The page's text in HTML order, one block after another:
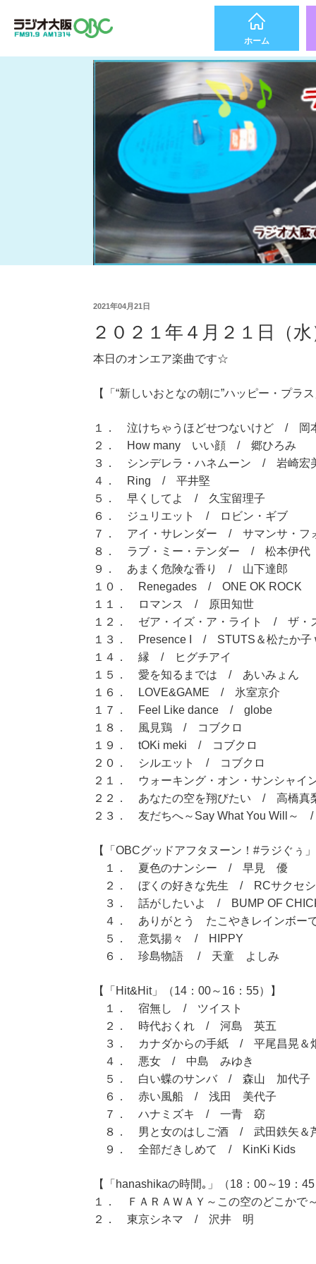
ホーム
2021年04月21日
２０２１年４月２１日（
本日のオンエア楽曲です☆
【「“新しいおとなの朝に”ハッピー・プラ
１． 泣けちゃうほどせつないけど / 岡
２． How many いい顔 / 郷ひろみ
３． シンデレラ・ハネムーン / 岩崎宏
４． Ring / 平井堅
５． 早くしてよ / 久宝留理子
６． ジュリエット / ロビン・ギブ
７． アイ・サレンダー / サマンサ・フ
８． ラブ・ミー・テンダー / 松本伊代
９． あまく危険な香り / 山下達郎
１０． Renegades / ONE OK ROCK
１１． ロマンス / 原田知世
１２． ゼア・イズ・ア・ライト / ザ・
１３． Presence I / STUTS＆松たか子
１４． 縁 / ヒグチアイ
１５． 愛を知るまでは / あいみょん
１６． LOVE&GAME / 氷室京介
１７． Feel Like dance / globe
１８． 風見鶏 / コブクロ
１９． tOKi meki / コブクロ
２０． シルエット / コブクロ
２１． ウォーキング・オン・サンシャ
２２． あなたの空を翔びたい / 高橋真
２３． 友だちへ～Say What You Will～
【「OBCグッドアフタヌーン！#ラジぐぅ
１． 夏色のナンシー / 早見 優
２． ぼくの好きな先生 / RCサクセシ
３． 話がしたいよ / BUMP OF
４． ありがとう たこやきレインボー
５． 意気揚々 / HIPPY
６． 珍島物語 / 天童 よしみ
【「Hit&Hit」（14：00～16：55）】
１． 宿無し / ツイスト
２． 時代おくれ / 河島 英五
３． カナダからの手紙 / 平尾昌晃＆
４． 悪女 / 中島 みゆき
５． 白い蝶のサンバ / 森山 加代子
６． 赤い風船 / 浅田 美代子
７． ハナミズキ / 一青 窈
８． 男と女のはしご酒 / 武田鉄矢＆
９． 全部だきしめて / KinKi Kids
【「hanashikaの時間｡」（18：00～19：
１． ＦＡＲＡＷＡＹ～この空のどこか
２． 東京シネマ / 沢井 明